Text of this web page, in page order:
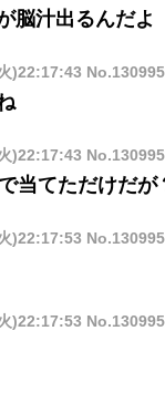
脳汁出るんだよ
)22:17:43
)22:17:43
当てただけだが
)22:17:53
)22:17:53